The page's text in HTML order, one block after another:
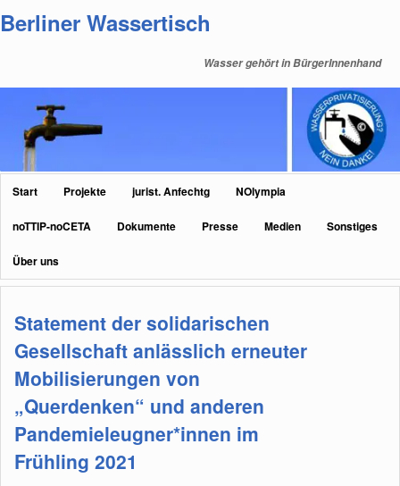
primären
sekundären
Berliner Wassertisch
Wasser gehört in BürgerInnenhand
Hauptmenü
Start Projekte jurist. Anfechtg NOlympia
noTTIP-noCETA Dokumente Presse Medien Sonstiges
Über uns
Statement der solidarischen
Gesellschaft anlässlich erneuter
Mobilisierungen von
„Querdenken“ und anderen
Pandemieleugner*innen im
Frühling 2021